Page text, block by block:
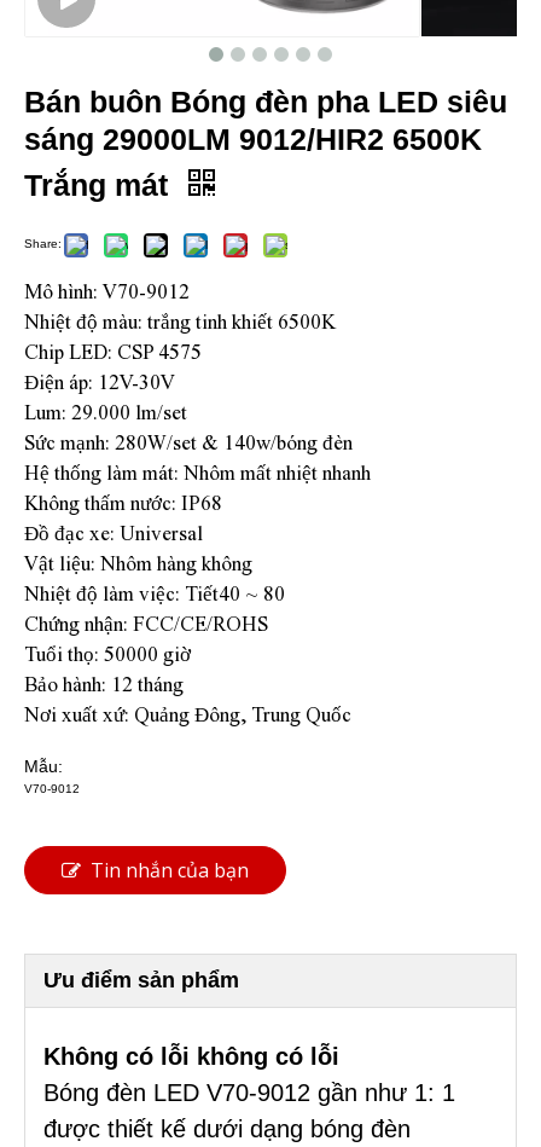
Bán buôn Bóng đèn pha LED siêu
sáng 29000LM 9012/HIR2 6500K
Trắng mát
Share:
Mô hình: V70-9012
Nhiệt độ màu: trắng tinh khiết 6500K
Chip LED: CSP 4575
Điện áp: 12V-30V
Lum: 29.000 lm/set
Sức mạnh: 280W/set ​​& 140w/bóng đèn
Hệ thống làm mát: Nhôm mất nhiệt nhanh
Không thấm nước: IP68
Đồ đạc xe: Universal
Vật liệu: Nhôm hàng không
Nhiệt độ làm việc: Tiết40 ~ 80
Chứng nhận: FCC/CE/ROHS
Tuổi thọ: 50000 giờ
Bảo hành: 12 tháng
Nơi xuất xứ: Quảng Đông, Trung Quốc
Mẫu:
V70-9012
Tin nhắn của bạn
Ưu điểm sản phẩm
Không có lỗi không có lỗi
Bóng đèn LED V70-9012 gần như 1: 1
được thiết kế dưới dạng bóng đèn